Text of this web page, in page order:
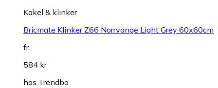
Kakel & klinker
Bricmate Klinker Z66 Norrvange Light Grey 60x60cm
fr.
584 kr
hos Trendbo